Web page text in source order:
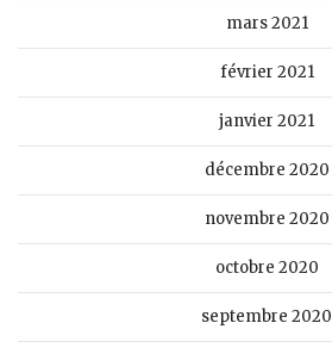
mars 2021
février 2021
janvier 2021
décembre 2020
novembre 2020
octobre 2020
septembre 2020